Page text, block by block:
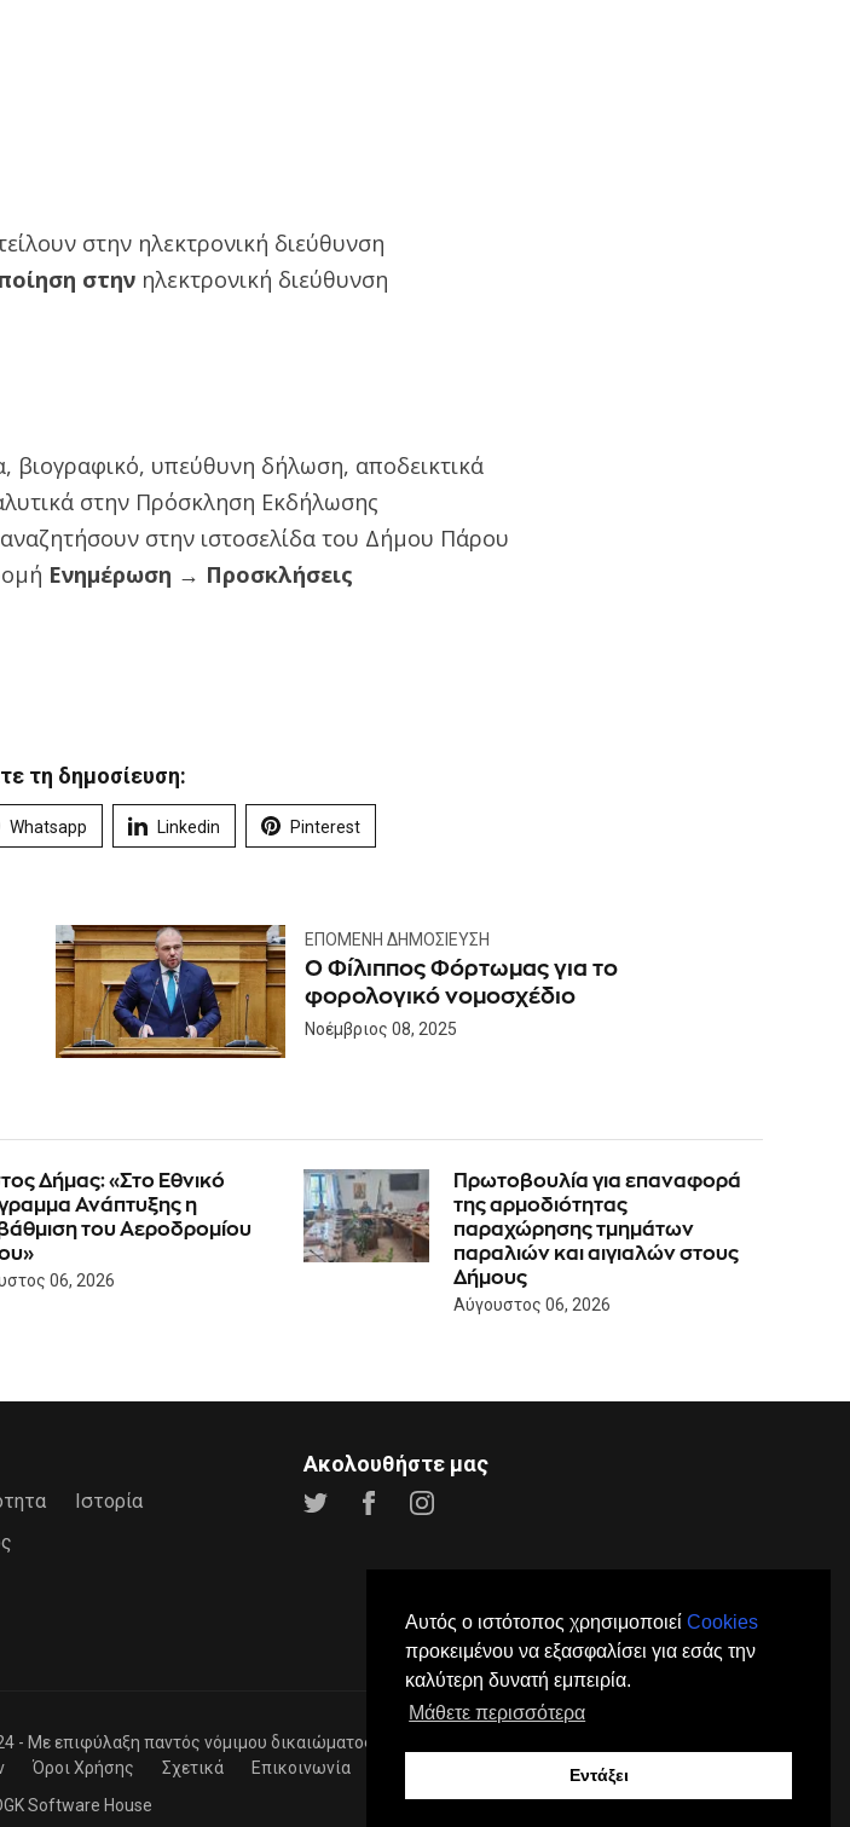
Αυτός ο ιστότοπος χρησιμοποιεί Cookies
προκειμένου να εξασφαλίσει για εσάς την
καλύτερη δυνατή εμπειρία.
Μάθετε περισσότερα
Εντάξει
στην ηλεκτρονική διεύθυνση
στην ηλεκτρονική διεύθυνση
βιογραφικό, υπεύθυνη δήλωση, αποδεικτικά
στην Πρόσκληση Εκδήλωσης
στην ιστοσελίδα του Δήμου Πάρου
Ενημέρωση → Προσκλήσεις
τη δημοσίευση:
Whatsapp Linkedin Pinterest
ΕΠΌΜΕΝΗ ΔΗΜΟΣΊΕΥΣΗ
Ο Φίλιππος Φόρτωμας για το
φορολογικό νομοσχέδιο
Νοέμβριος 08, 2025
Δήμας: «Στο Εθνικό
Ανάπτυξης η
του Αεροδρομίου
06, 2026
Πρωτοβουλία για επαναφορά
της αρμοδιότητας
παραχώρησης τμημάτων
παραλιών και αιγιαλών στους
Δήμους
Αύγουστος 06, 2026
Ιστορία
Ακολουθήστε μας
- Mε επιφύλαξη παντός νόμιμου δικαιώματος.
Όροι Χρήσης Σχετικά Επικοινωνία
Software House